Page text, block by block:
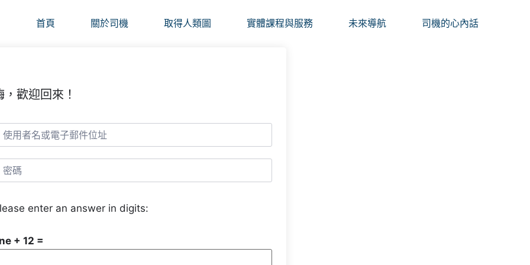
首頁 關於司機 取得人類圖 實體課程與服務 未來導航 司機的心內話
，歡迎回來！
enter an answer in digits:
+ 12 =